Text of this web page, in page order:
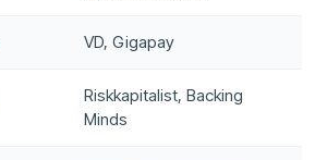
VD, Gigapay
Riskkapitalist, Backing
Minds